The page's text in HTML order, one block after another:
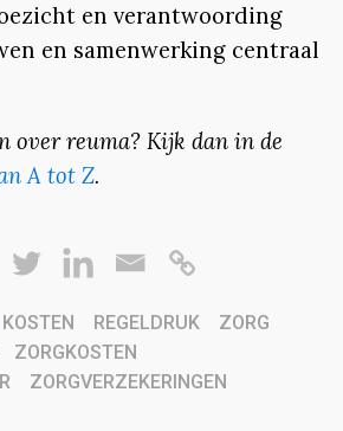
en verantwoording
en samenwerking centraal
over reuma? Kijk dan in de
A tot Z.
KOSTEN REGELDRUK
ZORG
ZORGKOSTEN
ZORGVERZEKERINGEN